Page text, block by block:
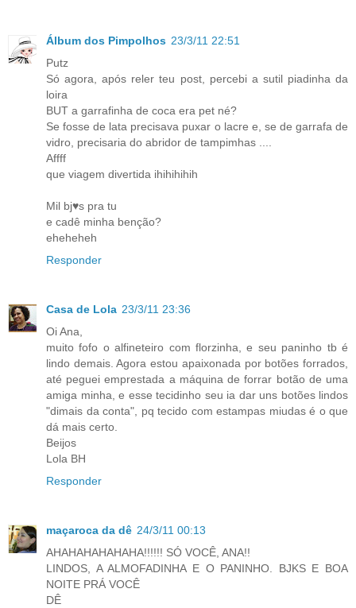
Álbum dos Pimpolhos 23/3/11 22:51
Putz
Só agora, após reler teu post, percebi a sutil piadinha da
loira
BUT a garrafinha de coca era pet né?
Se fosse de lata precisava puxar o lacre e, se de garrafa de
vidro, precisaria do abridor de tampimhas ....
Affff
que viagem divertida ihihihihih
Mil bj♥s pra tu
e cadê minha benção?
eheheheh
Responder
Casa de Lola 23/3/11 23:36
Oi Ana,
muito fofo o alfineteiro com florzinha, e seu paninho tb é
lindo demais. Agora estou apaixonada por botões forrados,
até peguei emprestada a máquina de forrar botão de uma
amiga minha, e esse tecidinho seu ia dar uns botões lindos
"dimais da conta", pq tecido com estampas miudas é o que
dá mais certo.
Beijos
Lola BH
Responder
maçaroca da dê 24/3/11 00:13
AHAHAHAHAHAHA!!!!!! SÓ VOCÊ, ANA!!
LINDOS, A ALMOFADINHA E O PANINHO. BJKS E BOA
NOITE PRÁ VOCÊ
DÊ